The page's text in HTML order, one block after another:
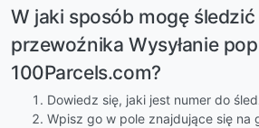
W jaki sposób mogę śledzić
przewoźnika Wysyłanie
100Parcels.com?
Dowiedz się, jaki jest numer do
Wpisz go w pole znajdujące się na